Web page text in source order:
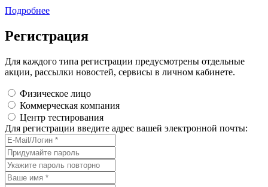
Подробнее
Регистрация
Для каждого типа регистрации предусмотрены отдельные
акции, рассылки новостей, сервисы в личном кабинете.
Физическое лицо
Коммерческая компания
Центр тестирования
Для регистрации введите адрес вашей электронной почты: